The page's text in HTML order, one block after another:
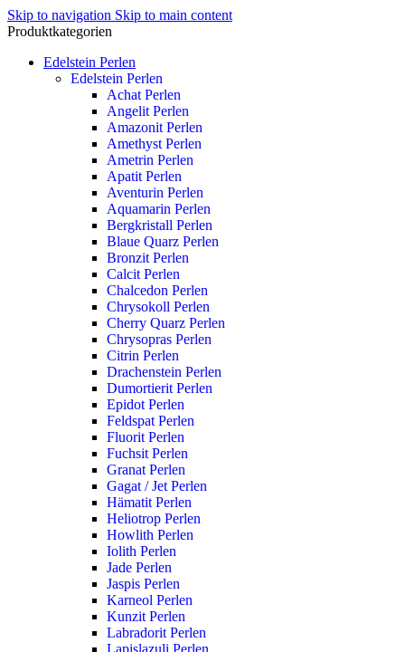
Skip to navigation Skip to main content
Produktkategorien
Edelstein Perlen
Edelstein Perlen
Achat Perlen
Angelit Perlen
Amazonit Perlen
Amethyst Perlen
Ametrin Perlen
Apatit Perlen
Aventurin Perlen
Aquamarin Perlen
Bergkristall Perlen
Blaue Quarz Perlen
Bronzit Perlen
Calcit Perlen
Chalcedon Perlen
Chrysokoll Perlen
Cherry Quarz Perlen
Chrysopras Perlen
Citrin Perlen
Drachenstein Perlen
Dumortierit Perlen
Epidot Perlen
Feldspat Perlen
Fluorit Perlen
Fuchsit Perlen
Granat Perlen
Gagat / Jet Perlen
Hämatit Perlen
Heliotrop Perlen
Howlith Perlen
Iolith Perlen
Jade Perlen
Jaspis Perlen
Karneol Perlen
Kunzit Perlen
Labradorit Perlen
Lapislazuli Perlen